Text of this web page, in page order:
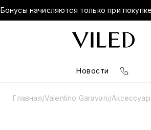
Бонусы начисляются только при
Новости
Главная/Valentino Garavani/